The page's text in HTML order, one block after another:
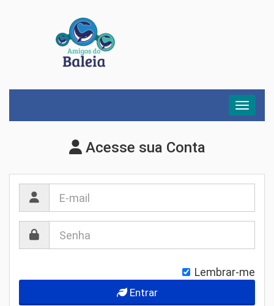
Menu
Acesse sua Conta
Lembrar-me
Entrar